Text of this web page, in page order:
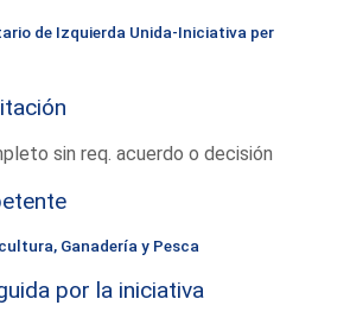
de Izquierda Unida-Iniciativa per
sin req. acuerdo o decisión
Ganadería y Pesca
por la iniciativa